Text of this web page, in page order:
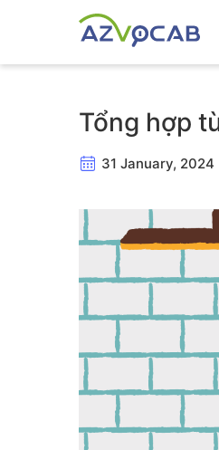
Tổng hợp
31 January, 2024